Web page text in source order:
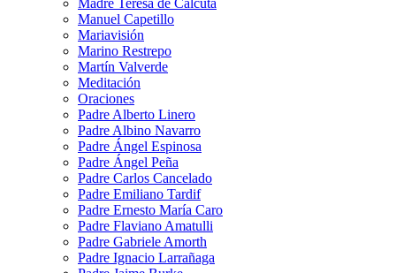
Madre Teresa de Calcuta
Manuel Capetillo
Mariavisión
Marino Restrepo
Martín Valverde
Meditación
Oraciones
Padre Alberto Linero
Padre Albino Navarro
Padre Ángel Espinosa
Padre Ángel Peña
Padre Carlos Cancelado
Padre Emiliano Tardif
Padre Ernesto María Caro
Padre Flaviano Amatulli
Padre Gabriele Amorth
Padre Ignacio Larrañaga